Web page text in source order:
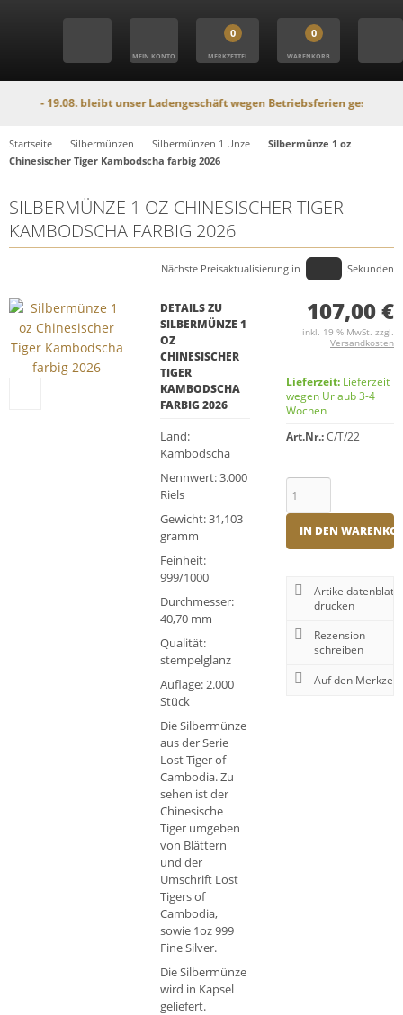
MEIN KONTO
0
MERKZETTEL
0
WARENKORB
19.08. bleibt unser Ladengeschäft wegen Betriebsferien geschlossen.
Startseite Silbermünzen Silbermünzen 1 Unze
Silbermünze 1 oz
Chinesischer Tiger Kambodscha farbig 2026
SILBERMÜNZE 1 OZ CHINESISCHER TIGER
KAMBODSCHA FARBIG 2026
Nächste Preisaktualisierung in Sekunden
DETAILS ZU
SILBERMÜNZE 1
OZ
CHINESISCHER
TIGER
KAMBODSCHA
FARBIG 2026
Land:
Kambodscha
Nennwert: 3.000
Riels
Gewicht: 31,103
gramm
Feinheit:
999/1000
Durchmesser:
40,70 mm
Qualität:
stempelglanz
Auflage: 2.000
Stück
Die Silbermünze
aus der Serie
Lost Tiger of
Cambodia. Zu
sehen ist der
Chinesische
Tiger umgeben
von Blättern
und der
Umschrift Lost
Tigers of
Cambodia,
sowie 1oz 999
Fine Silver.
Die Silbermünze
wird in Kapsel
geliefert.
107,00 €
inkl. 19 % MwSt. zzgl.
Versandkosten
Lieferzeit: Lieferzeit
wegen Urlaub 3-4
Wochen
Art.Nr.:C/T/22
IN DEN
Artikeldatenblatt
drucken
Rezension
schreiben